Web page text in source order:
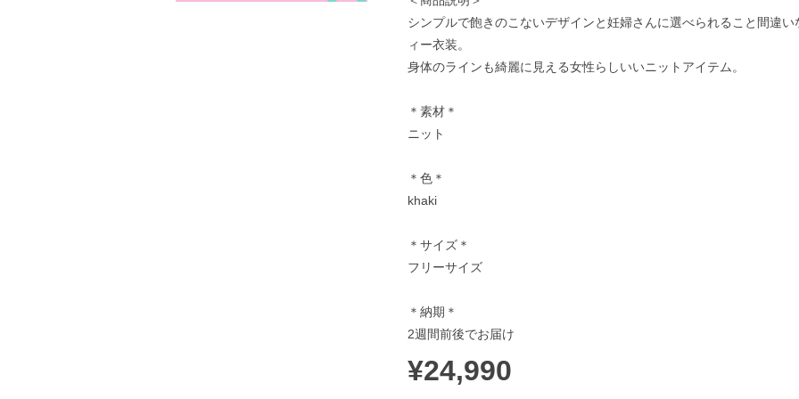
シンプルで飽きのこないデザインと妊婦さんに選べられること間違
ィー衣装。
身体のラインも綺麗に見える女性らしいいニットアイテム。
＊素材＊
ニット
＊色＊
khaki
＊サイズ＊
フリーサイズ
＊納期＊
2週間前後でお届け
¥24,990